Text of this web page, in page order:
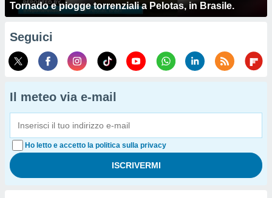
Tornado e piogge torrenziali a Pelotas, in Brasile.
Seguici
Il meteo via e-mail
Ho letto e accetto la politica sulla privacy